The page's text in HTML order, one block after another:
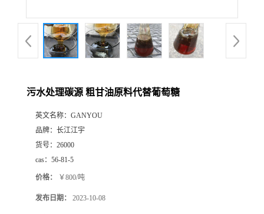
污水处理碳源 粗甘油原料代替葡萄糖
英文名称： GANYOU
品牌： 长江江宇
货号： 26000
cas： 56-81-5
价格： ￥800/吨
发布日期： 2023-10-08